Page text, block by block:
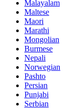
Malayalam
Maltese
Maori
Marathi
Mongolian
Burmese
Nepali
Norwegian
Pashto
Persian
Punjabi
Serbian